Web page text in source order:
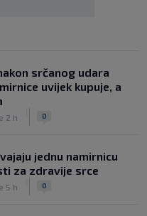
srčanog udara
uvijek kupuje, a
2 h 0
jednu namirnicu
za zdravije srce
5 h 0